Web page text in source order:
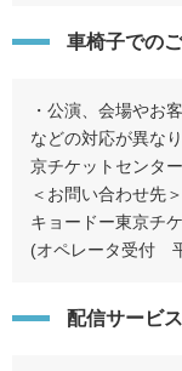
車椅子での
・公演、会場やお
などの対応が異な
京チケットセンタ
＜お問い合わせ先＞
キョードー東京チ
(オペレータ受付
配信サービ